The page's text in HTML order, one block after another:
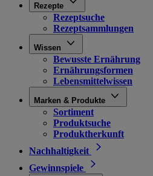
Rezepte
Rezeptsuche
Rezeptsammlungen
Wissen
Bewusste Ernährung
Ernährungsformen
Lebensmittelwissen
Marken & Produkte
Sortiment
Produktsuche
Produktherkunft
Nachhaltigkeit
Gewinnspiele